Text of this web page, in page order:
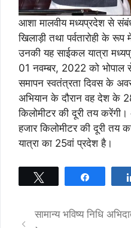
आशा मालवीय मध्यप्रदेश से
खिलाड़ी तथा पर्वतारोही के
उनकी यह साईकल यात्रा
01 नवम्बर, 2022 को भोपाल
समापन स्वतंत्रता दिवस के
अभियान के दौरान वह देश के
किलोमीटर की दूरी तय
हजार किलोमीटर की दूरी तय
यात्रा का 25वां प्रदेश है।
सामान्य भविष्य निधि